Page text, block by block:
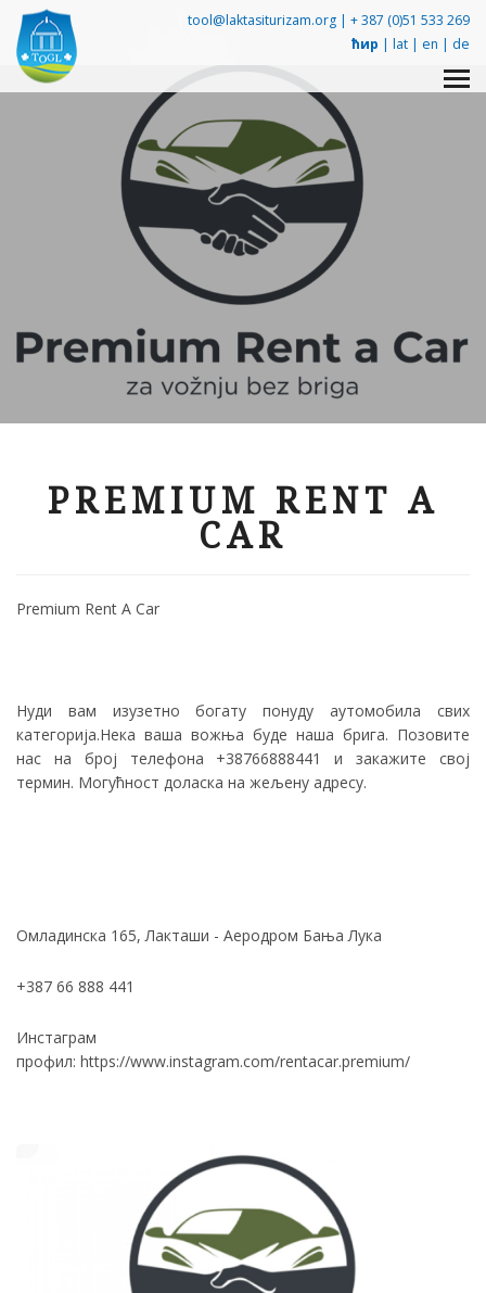
tool@laktasiturizam.org | + 387 (0)51 533 269
ћир | lat | en | de
PREMIUM RENT A
CAR
Premium Rent A Car
Нуди вам изузетно богату понуду аутомобила свих
категорија.Нека ваша вожња буде наша брига. Позовите
нас на број телефона +38766888441 и закажите свој
термин. Могућност доласка на жељену адресу.
Омладинска 165, Лакташи - Аеродром Бања Лука
+387 66 888 441
Инстаграм
профил: https://www.instagram.com/rentacar.premium/